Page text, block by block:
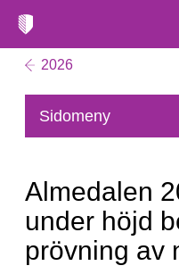
2026
Sidomeny
Almedalen
under höjd
prövning av